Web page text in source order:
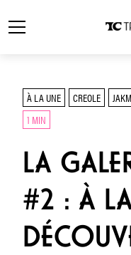
À LA UNE CREOLE
1 MIN
LA
#2 : À